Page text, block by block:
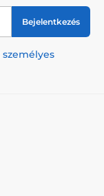
Bejelentkezés
személyes